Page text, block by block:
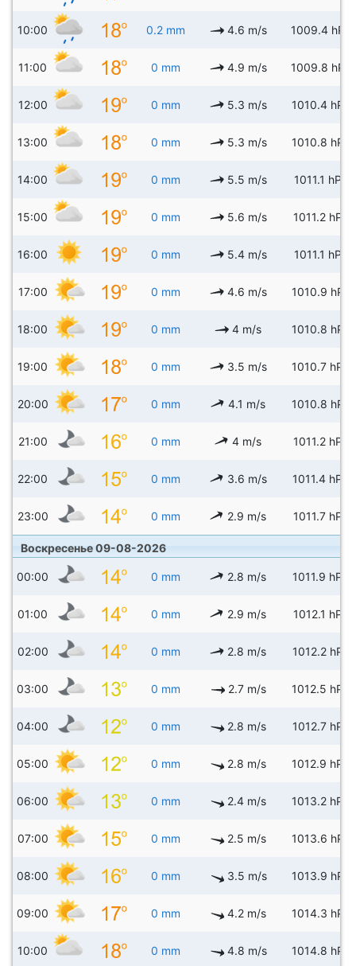
10:00 0.2 mm 4.6 m/s 1009.4 hPa
11:00 0 mm 4.9 m/s 1009.8 hPa
12:00 0 mm 5.3 m/s 1010.4 hPa
13:00 0 mm 5.3 m/s 1010.8 hPa
14:00 0 mm 5.5 m/s 1011.1 hPa
15:00 0 mm 5.6 m/s 1011.2 hPa
16:00 0 mm 5.4 m/s 1011.1 hPa
17:00 0 mm 4.6 m/s 1010.9 hPa
18:00 0 mm 4 m/s 1010.8 hPa
19:00 0 mm 3.5 m/s 1010.7 hPa
20:00 0 mm 4.1 m/s 1010.8 hPa
21:00 0 mm 4 m/s 1011.2 hPa
22:00 0 mm 3.6 m/s 1011.4 hPa
23:00 0 mm 2.9 m/s 1011.7 hPa
Воскресенье 09-08-2026
00:00 0 mm 2.8 m/s 1011.9 hPa
01:00 0 mm 2.9 m/s 1012.1 hPa
02:00 0 mm 2.8 m/s 1012.2 hPa
03:00 0 mm 2.7 m/s 1012.5 hPa
04:00 0 mm 2.8 m/s 1012.7 hPa
05:00 0 mm 2.8 m/s 1012.9 hPa
06:00 0 mm 2.4 m/s 1013.2 hPa
07:00 0 mm 2.5 m/s 1013.6 hPa
08:00 0 mm 3.5 m/s 1013.9 hPa
09:00 0 mm 4.2 m/s 1014.3 hPa
10:00 0 mm 4.8 m/s 1014.8 hPa